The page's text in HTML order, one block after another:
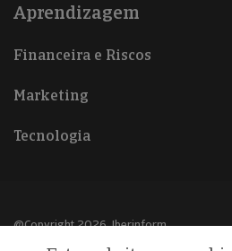
Aprendizagem
Financeira e Riscos
Marketing
Tecnologia
@Copyright 2026, Iberinform